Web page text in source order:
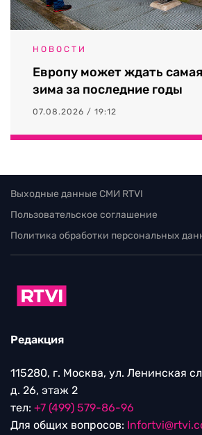
НОВОСТИ
Европу может ждать
зима за последние годы
07.08.2026 / 19:12
Выходные данные СМИ RTVI
Пользовательское соглашение
Политика обработки персональных
Редакция
115280, г. Москва, ул. Ленинская
д. 26, этаж 2
тел: +7 (499) 579-86-96
Для общих вопросов: